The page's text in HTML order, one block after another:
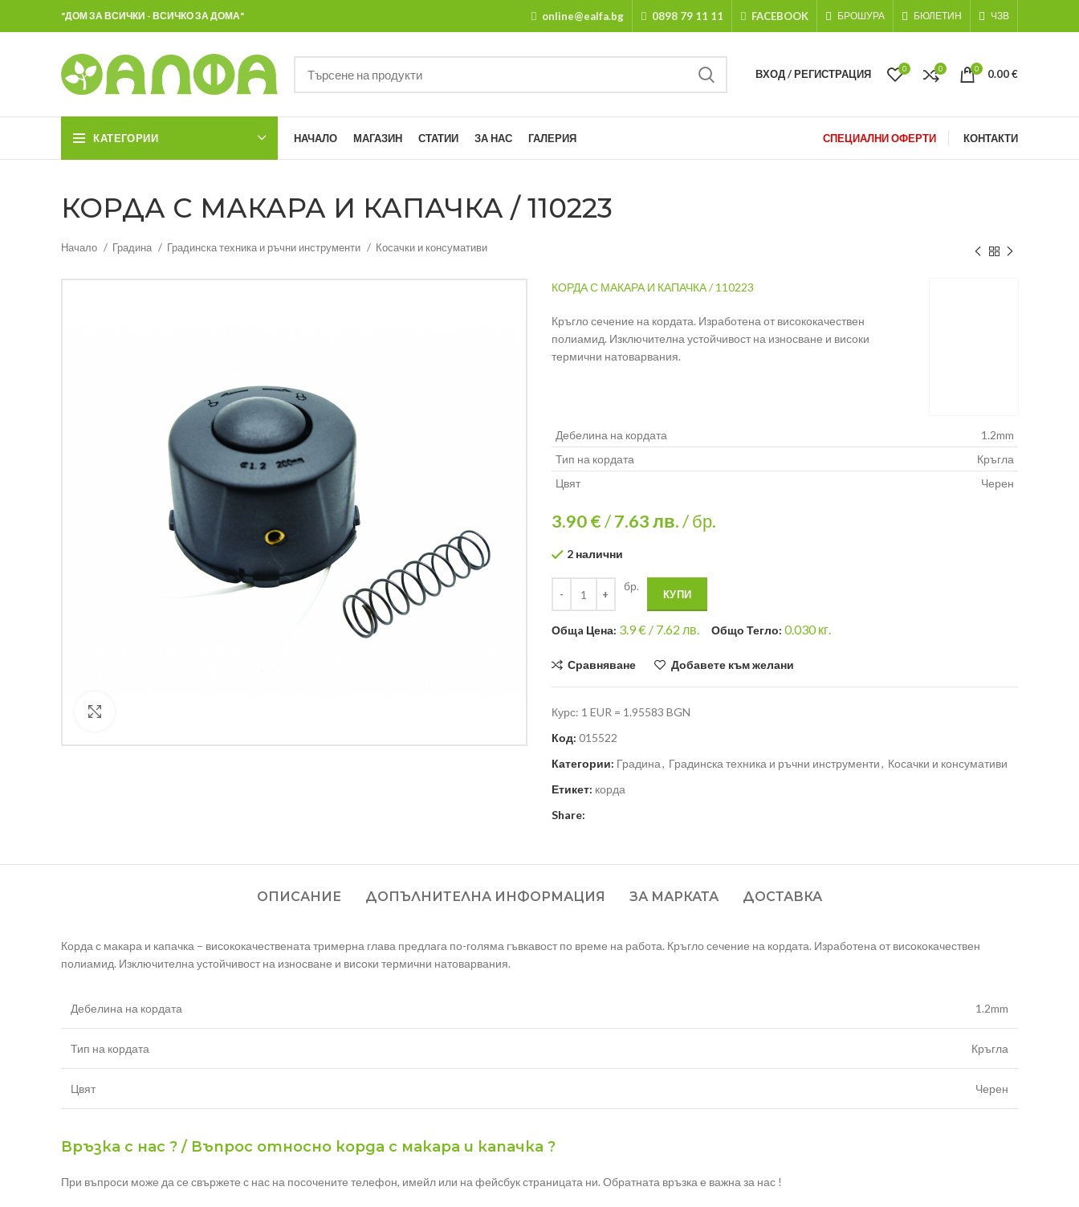
"ДОМ ЗА ВСИЧКИ - ВСИЧКО ЗА ДОМА" online@ealfa.bg 0898 79 11 11 FACEBOOK БРОШУРА БЮЛЕТИН ЧЗВ
ВХОД / РЕГИСТРАЦИЯ 0 0 0 0.00€
КАТЕГОРИИ НАЧАЛО МАГАЗИН СТАТИИ ЗА НАС ГАЛЕРИЯ СПЕЦИАЛНИ ОФЕРТИ КОНТАКТИ
КОРДА С МАКАРА И КАПАЧКА / 110223
Начало Градина Градинска техника и ръчни инструменти Косачки и консумативи
КОРДА С МАКАРА И КАПАЧКА / 110223
Кръгло сечение на кордата. Изработена от висококачествен
полиамид. Изключителна устойчивост на износване и високи
термични натоварвания.
Дебелина на кордата
1.2mm
Тип на кордата
Кръгла
Цвят
Черен
3.90 €/7.63лв./ бр.
2 налични
бр.
КУПИ
Общa Цена: 3.9€ / 7.62 лв. Общо Тегло: 0.030кг.
Сравняване Добавете към желани
Курс: 1 EUR = 1.95583 BGN
Код: 015522
Категории: Градина, Градинска техника и ръчни инструменти, Косачки и консумативи
Етикет: корда
Share:
ОПИСАНИЕ ДОПЪЛНИТЕЛНА ИНФОРМАЦИЯ ЗА МАРКАТА ДОСТАВКА
Корда с макара и капачка – висококачествената тримерна глава предлага по-голяма гъвкавост по време на работа. Кръгло сечение на кордата. Изработена от висококачествен
полиамид. Изключителна устойчивост на износване и високи термични натоварвания.
Дебелина на кордата 1.2mm
Тип на кордата Кръгла
Цвят Черен
Връзка с нас ? / Въпрос относно корда с макара и капачка ?
При въпроси може да се свържете с нас на посочените телефон, имейл или на фейсбук страницата ни. Обратната връзка е важна за нас !